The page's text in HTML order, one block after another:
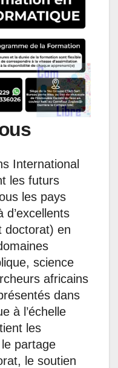
International
les futurs
les pays
d’excellents
doctorat) en
science
africains
dans
à l’échelle
les
partage
le soutien